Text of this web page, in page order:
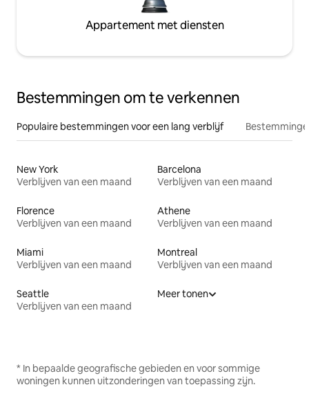
Appartement met diensten
Bestemmingen om te verkennen
Populaire bestemmingen voor een lang verblijf
New York
Verblijven van een maand
Barcelona
Verblijven van een maand
Florence
Verblijven van een maand
Athene
Verblijven van een maand
Miami
Verblijven van een maand
Montreal
Verblijven van een maand
Seattle
Verblijven van een maand
Meer tonen
* In bepaalde geografische gebieden en voor sommige
woningen kunnen uitzonderingen van toepassing zijn.